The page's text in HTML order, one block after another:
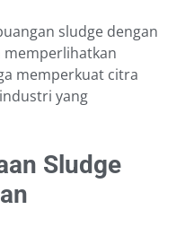
sludge dengan
memperlihatkan
memperkuat citra
yang
Sludge